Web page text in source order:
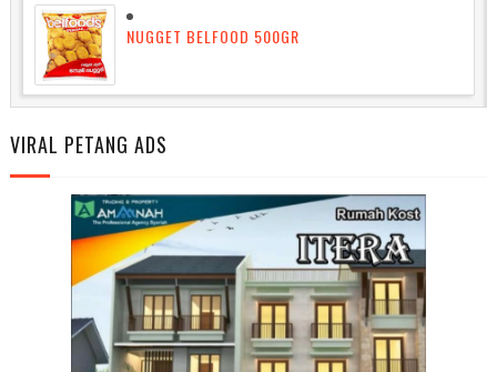
NUGGET BELFOOD 500GR
VIRAL PETANG ADS